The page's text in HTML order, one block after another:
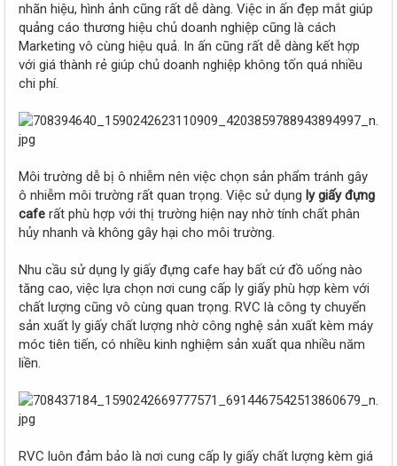
nhãn hiệu, hình ảnh cũng rất dễ dàng. Việc in ấn đẹp mắt giúp
quảng cáo thương hiệu chủ doanh nghiệp cũng là cách
Marketing vô cùng hiệu quả. In ấn cũng rất dễ dàng kết hợp
với giá thành rẻ giúp chủ doanh nghiệp không tốn quá nhiều
chi phí.
Môi trường dễ bị ô nhiễm nên việc chọn sản phẩm tránh gây
ô nhiễm môi trường rất quan trọng. Việc sử dụng ly giấy đựng
cafe rất phù hợp với thị trường hiện nay nhờ tính chất phân
hủy nhanh và không gây hại cho môi trường.
Nhu cầu sử dụng ly giấy đựng cafe hay bất cứ đồ uống nào
tăng cao, việc lựa chọn nơi cung cấp ly giấy phù hợp kèm với
chất lượng cũng vô cùng quan trọng. RVC là công ty chuyển
sản xuất ly giấy chất lượng nhờ công nghệ sản xuất kèm máy
móc tiên tiến, có nhiều kinh nghiệm sản xuất qua nhiều năm
liền.
RVC luôn đảm bảo là nơi cung cấp ly giấy chất lượng kèm giá